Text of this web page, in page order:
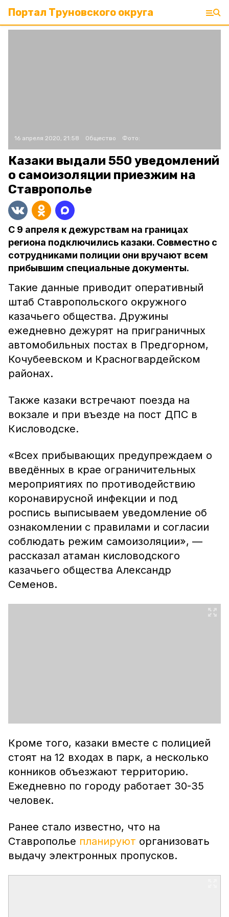
Портал Труновского округа
16 апреля 2020, 21:58 Общество Фото:
Казаки выдали 550 уведомлений
о самоизоляции приезжим на
Ставрополье
С 9 апреля к дежурствам на границах
региона подключились казаки. Совместно с
сотрудниками полиции они вручают всем
прибывшим специальные документы.
Такие данные приводит оперативный
штаб Ставропольского окружного
казачьего общества. Дружины
ежедневно дежурят на приграничных
автомобильных постах в Предгорном,
Кочубеевском и Красногвардейском
районах.
Также казаки встречают поезда на
вокзале и при въезде на пост ДПС в
Кисловодске.
«Всех прибывающих предупреждаем о
введённых в крае ограничительных
мероприятиях по противодействию
коронавирусной инфекции и под
роспись выписываем уведомление об
ознакомлении с правилами и согласии
соблюдать режим самоизоляции», —
рассказал атаман кисловодского
казачьего общества Александр
Семенов.
Кроме того, казаки вместе с полицией
стоят на 12 входах в парк, а несколько
конников объезжают территорию.
Ежедневно по городу работает 30-35
человек.
Ранее стало известно, что на
Ставрополье планируют организовать
выдачу электронных пропусков.